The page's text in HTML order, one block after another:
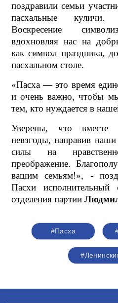
поздравили семьи
пасхальные куличи.
Воскресение
вдохновляя нас на
как символ праздника,
пасхальном столе.
«Пасха — это время
и очень важно, чтобы
тем, кто нуждается в
Уверены, что вместе
невзгоды, направив
силы на
преображение.
вашим семьям!», -
Пасхи исполнительный
отделения партии
#Пасха